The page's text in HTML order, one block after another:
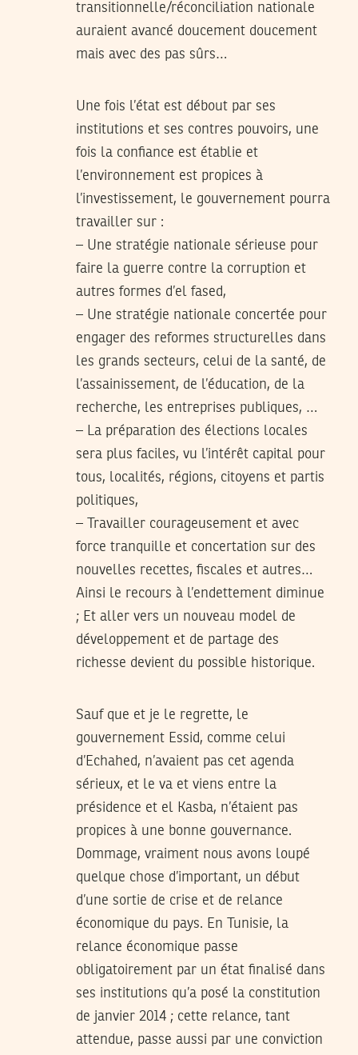
transitionnelle/réconciliation nationale
auraient avancé doucement doucement
mais avec des pas sûrs…
Une fois l’état est débout par ses
institutions et ses contres pouvoirs, une
fois la confiance est établie et
l’environnement est propices à
l’investissement, le gouvernement pourra
travailler sur :
– Une stratégie nationale sérieuse pour
faire la guerre contre la corruption et
autres formes d’el fased,
– Une stratégie nationale concertée pour
engager des reformes structurelles dans
les grands secteurs, celui de la santé, de
l’assainissement, de l’éducation, de la
recherche, les entreprises publiques, …
– La préparation des élections locales
sera plus faciles, vu l’intérêt capital pour
tous, localités, régions, citoyens et partis
politiques,
– Travailler courageusement et avec
force tranquille et concertation sur des
nouvelles recettes, fiscales et autres…
Ainsi le recours à l’endettement diminue
; Et aller vers un nouveau model de
développement et de partage des
richesse devient du possible historique.
Sauf que et je le regrette, le
gouvernement Essid, comme celui
d’Echahed, n’avaient pas cet agenda
sérieux, et le va et viens entre la
présidence et el Kasba, n’étaient pas
propices à une bonne gouvernance.
Dommage, vraiment nous avons loupé
quelque chose d’important, un début
d’une sortie de crise et de relance
économique du pays. En Tunisie, la
relance économique passe
obligatoirement par un état finalisé dans
ses institutions qu’a posé la constitution
de janvier 2014 ; cette relance, tant
attendue, passe aussi par une conviction